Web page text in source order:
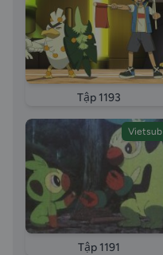
Tập 1193
Vietsub
Tập 1191